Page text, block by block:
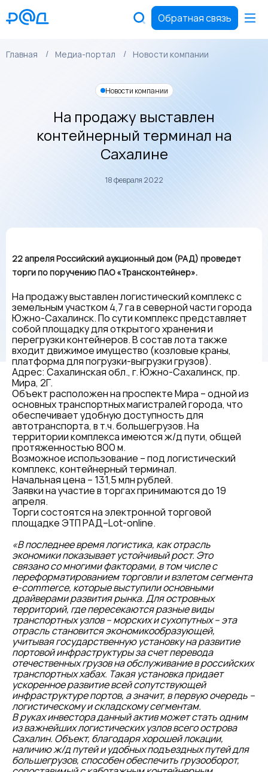
Обратная связь
Главная Медиа-портал Новости компании
Новости компании
На продажу выставлен
контейнерный терминал на
Сахалине
18 февраля 2022
22 апреля Российский аукционный дом (РАД) проведет
торги по поручению ПАО «Трансконтейнер».
На продажу выставлен логистический комплекс с
земельным участком 4,7 га в северной части города
Южно-Сахалинск. По сути комплекс представляет
собой площадку для открытого хранения и
перегрузки контейнеров. В состав лота также
входит движимое имущество (козловые краны,
платформа для погрузки-выгрузки грузов).
Адрес: Сахалинская обл., г. Южно-Сахалинск, пр.
Мира, 2Г.
Объект расположен на проспекте Мира – одной из
основных транспортных магистралей города, что
обеспечивает удобную доступность для
автотранспорта, в т.ч. большегрузов. На
территории комплекса имеются ж/д пути, общей
протяженностью 800 м.
Возможное использование – под логистический
комплекс, контейнерный терминал.
Начальная цена – 131,5 млн рублей.
Заявки на участие в торгах принимаются до 19
апреля.
Торги состоятся на электронной торговой
площадке ЭТП РАД–Lot-online.
«В последнее время логистика, как отрасль
экономики показывает устойчивый рост. Это
связано со многими факторами, в том числе с
переформатированием торговли и взлетом сегмента
e-commerce, которые выступили основными
драйверами развития рынка. Для островных
территорий, где пересекаются разные виды
транспортных узлов – морских и сухопутных – эта
отрасль становится экономикообразующей,
учитывая государственную установку на развитие
портовой инфраструктуры за счет перевода
отечественных грузов на обслуживание в российских
транспортных хабах. Такая установка придает
ускоренное развитие всей сопутствующей
инфраструктуре портов, а значит, в первую очередь –
логистическому и складскому сегментам.
В руках инвестора данный актив может стать одним
из важнейших логистических узлов всего острова
Сахалин. Объект, благодаря хорошей локации,
наличию ж/д путей и удобных подъездных путей для
большегрузов, способен обеспечить грузооборот,